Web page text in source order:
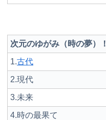
次元のゆがみ（時の夢）！
1.古代
2.現代
3.未来
4.時の最果て